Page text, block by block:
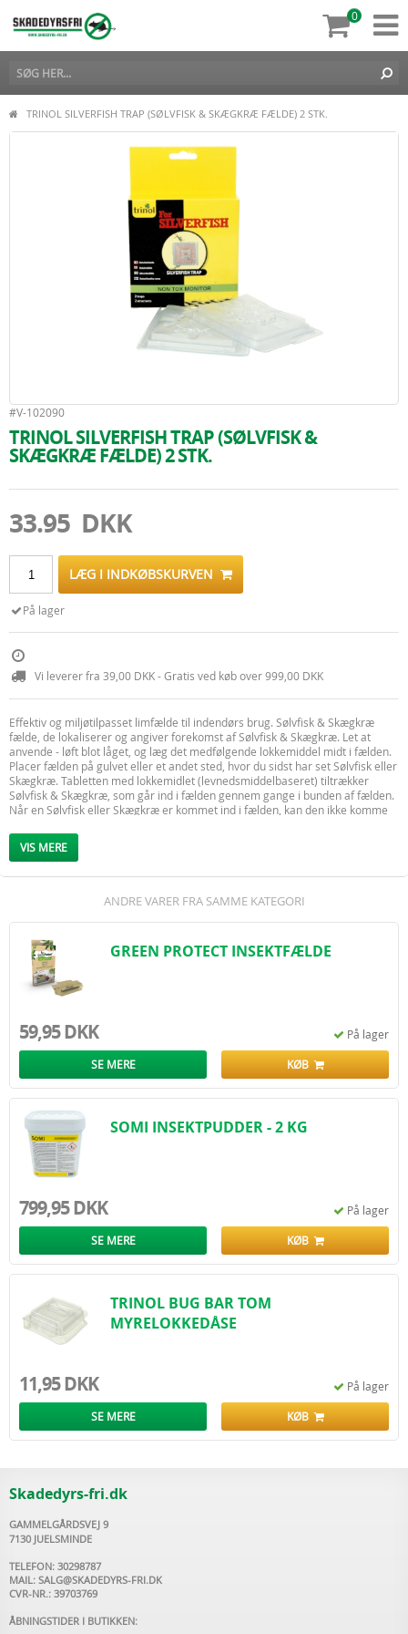
0
TRINOL SILVERFISH TRAP (SØLVFISK & SKÆGKRÆ FÆLDE) 2 STK.
#V-102090
TRINOL SILVERFISH TRAP (SØLVFISK &
SKÆGKRÆ FÆLDE) 2 STK.
33.95 DKK
LÆG I INDKØBSKURVEN
På lager
Vi leverer fra 39,00 DKK - Gratis ved køb over 999,00 DKK
Effektiv og miljøtilpasset limfælde til indendørs brug. Sølvfisk & Skægkræ
fælde, de lokaliserer og angiver forekomst af Sølvfisk & Skægkræ. Let at
anvende - løft blot låget, og læg det medfølgende lokkemiddel midt i fælden.
Placer fælden på gulvet eller et andet sted, hvor du sidst har set Sølvfisk eller
Skægkræ. Tabletten med lokkemidlet (levnedsmiddelbaseret) tiltrækker
Sølvfisk & Skægkræ, som går ind i fælden gennem gange i bunden af fælden.
Når en Sølvfisk eller Skægkræ er kommet ind i fælden, kan den ikke komme
børn og kæledyr at komme i kontakt med limen. Det unikke design gør, at
fælden har en lang holdbarhed på mindst 6-8 uger. 1 pakke indeholder: 2
VIS MERE
ANDRE VARER FRA SAMME KATEGORI
GREEN PROTECT INSEKTFÆLDE
59,95 DKK På lager
SE MERE KØB
SOMI INSEKTPUDDER - 2 KG
799,95 DKK På lager
SE MERE KØB
TRINOL BUG BAR TOM
MYRELOKKEDÅSE
11,95 DKK På lager
SE MERE KØB
Skadedyrs-fri.dk
GAMMELGÅRDSVEJ 9
7130 JUELSMINDE
TELEFON: 30298787
MAIL: SALG@SKADEDYRS-FRI.DK
CVR-NR.: 39703769
ÅBNINGSTIDER I BUTIKKEN: